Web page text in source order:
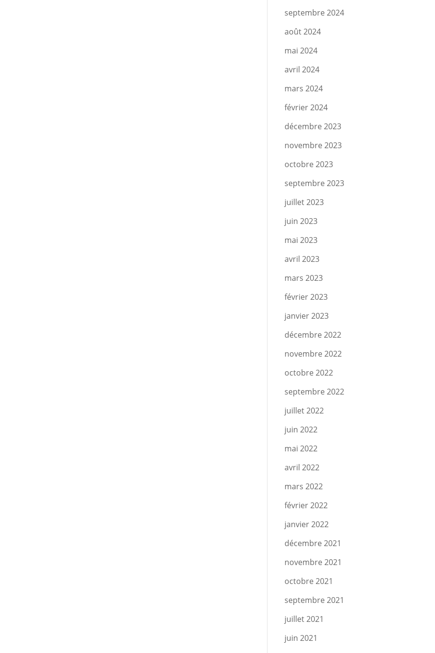
septembre 2024
août 2024
mai 2024
avril 2024
mars 2024
février 2024
décembre 2023
novembre 2023
octobre 2023
septembre 2023
juillet 2023
juin 2023
mai 2023
avril 2023
mars 2023
février 2023
janvier 2023
décembre 2022
novembre 2022
octobre 2022
septembre 2022
juillet 2022
juin 2022
mai 2022
avril 2022
mars 2022
février 2022
janvier 2022
décembre 2021
novembre 2021
octobre 2021
septembre 2021
juillet 2021
juin 2021